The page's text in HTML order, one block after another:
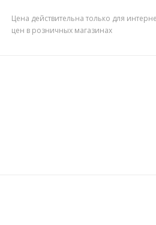
Цена действительна только для
цен в розничных магазинах